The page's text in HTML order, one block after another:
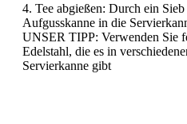
4. Tee abgießen: Durch ein
Aufgusskanne in die
UNSER TIPP: Verwenden Sie
Edelstahl, die es in
Servierkanne gibt